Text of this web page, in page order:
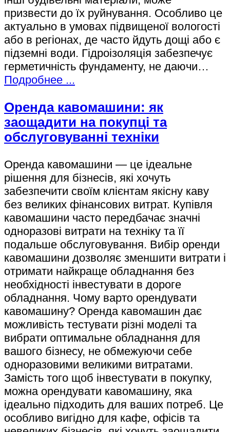
призвести до їх руйнування. Особливо це
актуально в умовах підвищеної вологості
або в регіонах, де часто йдуть дощі або є
підземні води. Гідроізоляція забезпечує
герметичність фундаменту, не даючи…
Подробнее ...
Оренда кавомашини: як
заощадити на покупці та
обслуговуванні техніки
Оренда кавомашини — це ідеальне
рішення для бізнесів, які хочуть
забезпечити своїм клієнтам якісну каву
без великих фінансових витрат. Купівля
кавомашини часто передбачає значні
одноразові витрати на техніку та її
подальше обслуговування. Вибір оренди
кавомашини дозволяє зменшити витрати і
отримати найкраще обладнання без
необхідності інвестувати в дороге
обладнання. Чому варто орендувати
кавомашину? Оренда кавомашин дає
можливість тестувати різні моделі та
вибрати оптимальне обладнання для
вашого бізнесу, не обмежуючи себе
одноразовими великими витратами.
Замість того щоб інвестувати в покупку,
можна орендувати кавомашину, яка
ідеально підходить для ваших потреб. Це
особливо вигідно для кафе, офісів та